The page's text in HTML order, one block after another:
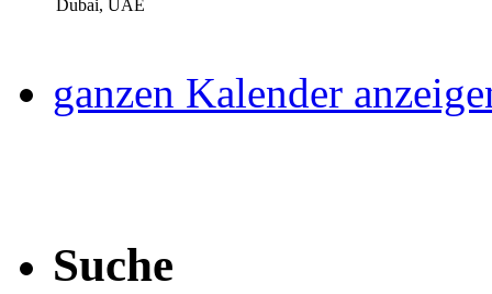
Dubai, UAE
ganzen Kalender
Suche